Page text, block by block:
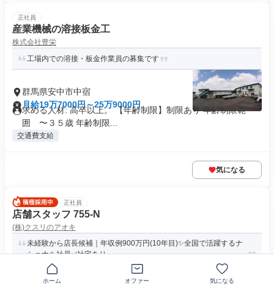
正社員
産業機械の溶接板金工
株式会社豊栄
工場内での溶接・板金作業員の募集です
群馬県安中市中宿
月給19万7000円～25万9000円
求める人材: 高卒以上。 【年齢制限】制限あり 年齢制限範
囲 〜３５歳 年齢制限...
交通費支給
気になる
正社員
店舗スタッフ 755-N
(株)クスリのアオキ
未経験から店長候補｜年収例900万円(10年目)✨全国で活躍するナ
ショナル社員✅社宅あり
群馬県安中市
ホーム オファー 気になる